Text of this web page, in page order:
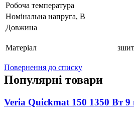
Робоча температура
Номінальна напруга, В
Довжина
Матеріал
Повернення до списку
Популярні товари
Veria Quickmat 150 1350 Вт 9